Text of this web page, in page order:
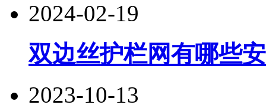
2024-02-19
双边丝护栏网有哪些
2023-10-13